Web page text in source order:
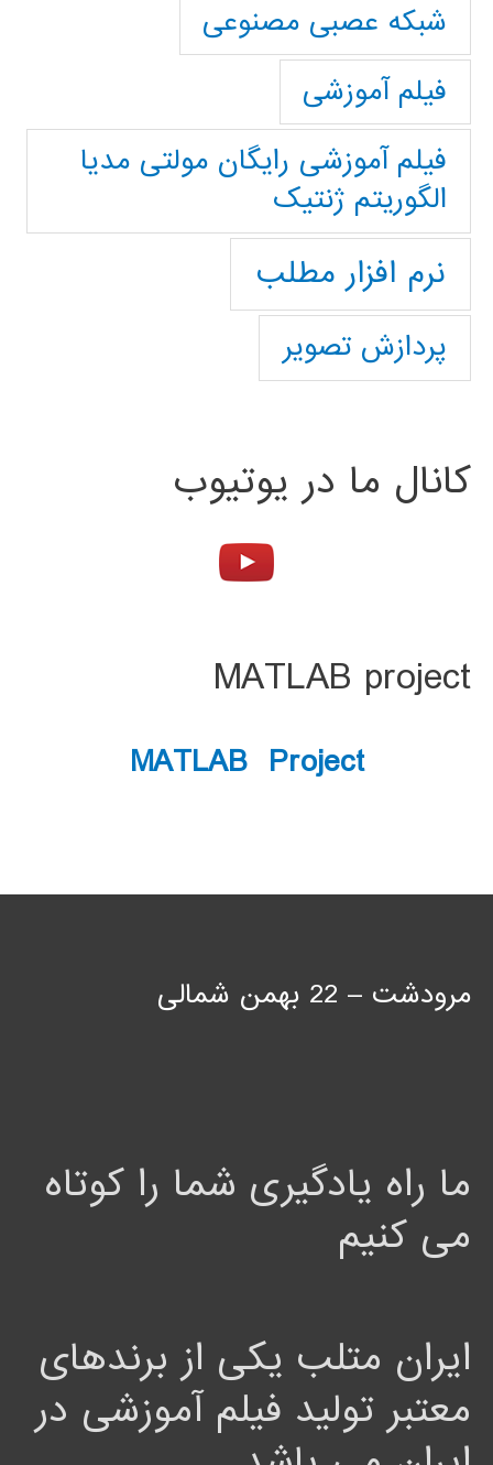
شبکه عصبی مصنوعی
فیلم آموزشی
فیلم آموزشی رایگان مولتی مدیا
الگوریتم ژنتیک
نرم افزار مطلب
پردازش تصویر
کانال ما در یوتیوب
MATLAB project
MATLAB Project
مرودشت – 22 بهمن شمالی
ما راه یادگیری شما را کوتاه
می کنیم
ایران متلب یکی از برندهای
معتبر تولید فیلم آموزشی در